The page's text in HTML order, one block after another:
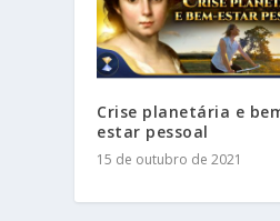
Crise planetária e
estar pessoal
15 de outubro de 2021